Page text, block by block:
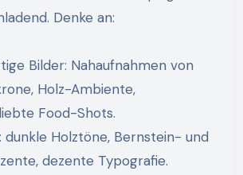
Denke an:
Bilder: Nahaufnahmen von
Holz-Ambiente,
Food-Shots.
dunkle Holztöne, Bernstein- und
dezente Typografie.